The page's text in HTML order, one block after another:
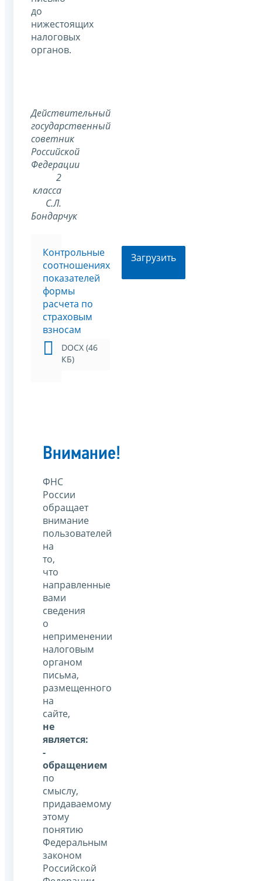
до
нижестоящих
налоговых
органов.
Действительный
государственный
советник
Российской
Федерации
2
класса
С.Л.
Бондарчук
Контрольные
соотношениях
показателей
формы
расчета по
страховым
взносам
DOCX (46
КБ)
Загрузить
Внимание!
ФНС
России
обращает
внимание
пользователей
на
то,
что
направленные
вами
сведения
о
неприменении
налоговым
органом
письма,
размещенного
на
сайте,
не
является:
-
обращением
по
смыслу,
придаваемому
этому
понятию
Федеральным
законом
Российской